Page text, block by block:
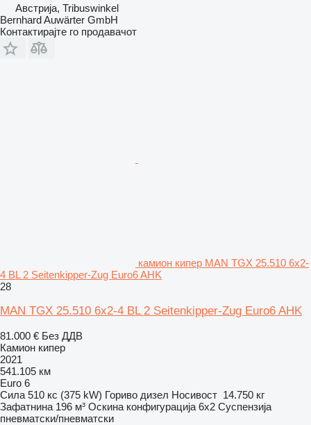
Австрија, Tribuswinkel
Bernhard Auwärter GmbH
Контактирајте го продавачот
камион кипер MAN TGX 25.510 6x2-
4 BL 2 Seitenkipper-Zug Euro6 AHK
28
MAN TGX 25.510 6x2-4 BL 2 Seitenkipper-Zug Euro6 AHK
81.000 € Без ДДВ
Камион кипер
2021
541.105 км
Euro 6
Сила 510 кс (375 kW) Гориво дизел Носивост 14.750 кг
Зафатнина 196 м³ Оскина конфигурација 6x2 Суспензија
пневматски/пневматски